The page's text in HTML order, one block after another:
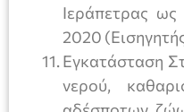
Ιεράπετρας
2020
Εγκατάσταση
νερού,